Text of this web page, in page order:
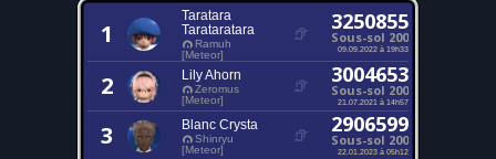
1
Taratara
Tarataratara
Ramuh
[Meteor]
3250855
Sous-sol 200
09.09.2022 à 19h33
2 Lily Ahorn
Zeromus
[Meteor]
3004653
Sous-sol 200
21.07.2021 à 14h57
3 Blanc Crysta
Shinryu
[Meteor]
2906599
Sous-sol 200
22.01.2023 à 05h12